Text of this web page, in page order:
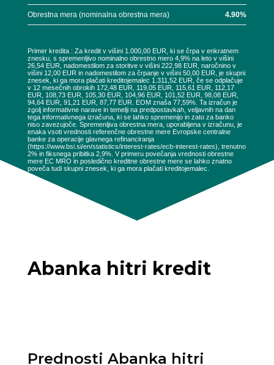
Obrestna mera (nominalna obrestna mera) 4.90%
Primer kredita : Za kredit v višini 1.000,00 EUR, ki se črpa v enkratnem
znesku, s spremenljivo nominalno obrestno mero 4,9% na leto v višini
26,54 EUR, nadomestilom za storitve v višini 222,98 EUR, naročnino v
višini 12,00 EUR in nadomestilom za črpanje v višini 50,00 EUR, je skupni
znesek, ki ga mora plačati kreditojemalec 1.311,52 EUR, če se odplačuje
v 12 mesečnih obrokih 172,48 EUR, 119,05 EUR, 115,61 EUR, 112,17
EUR, 108,73 EUR, 105,30 EUR, 104,96 EUR, 101,52 EUR, 98,08 EUR,
94,64 EUR, 91,21 EUR, 87,77 EUR. EOM znaša 77,59%. Ta izračun je
zgolj informativne narave in temelji na predpostavkah, veljavnih na dan
tega informativnega izračuna, ki se lahko spremenijo in zato za banko
niso zavezujoče. Spremenljiva obrestna mera, uporabljena v izračunu, je
enaka vsoti vrednosti referenčne obrestne mere Evropske centralne
banke za operacije glavnega refinanciranja
(https://www.bsi.si/en/statistics/interest-rates/ecb-interest-rates), trenutno
2% in fiksnega pribitka 2,9%. V primeru povečanja vrednosti obrestne
mere EC MRO in posledično kreditne obrestne mere se lahko znatno
poveča tudi skupni znesek, ki ga mora plačati kreditojemalec.
Abanka hitri kredit
Prednosti Abanka hitri